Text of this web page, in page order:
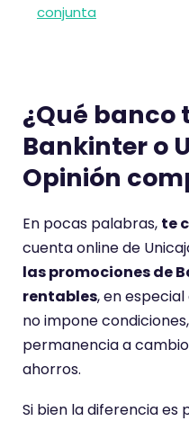
conjunta
¿Qué banco
Bankinter o
Opinión
En pocas palabras, te
cuenta online de
las promociones de
rentables, en
no impone
permanencia a
ahorros.
Si bien la diferencia es